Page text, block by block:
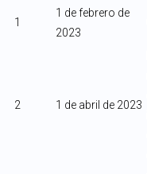
1
1 de febrero de
2023
2 1 de abril de 2023